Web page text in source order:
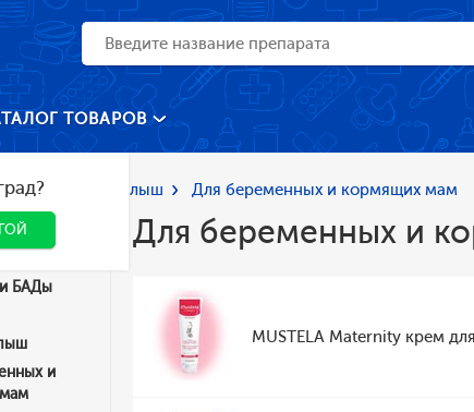
ТОВАРОВ
Мама и малыш Для беременных и кормящих мам
и БАДы
и
Для беременных и
MUSTELA Maternity крем